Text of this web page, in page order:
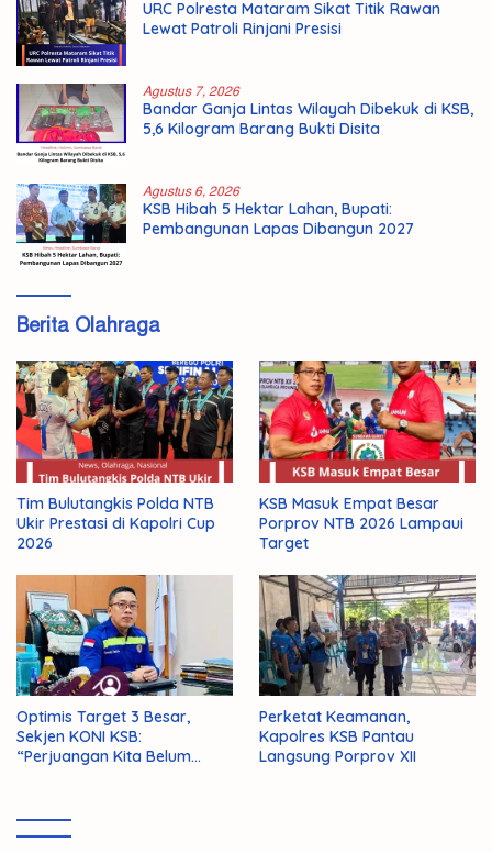
URC Polresta Mataram Sikat Titik Rawan
Lewat Patroli Rinjani Presisi
Agustus 7, 2026
Bandar Ganja Lintas Wilayah Dibekuk di KSB,
5,6 Kilogram Barang Bukti Disita
Agustus 6, 2026
KSB Hibah 5 Hektar Lahan, Bupati:
Pembangunan Lapas Dibangun 2027
Berita Olahraga
Tim Bulutangkis Polda NTB
Ukir Prestasi di Kapolri Cup
2026
KSB Masuk Empat Besar
Porprov NTB 2026 Lampaui
Target
Optimis Target 3 Besar,
Sekjen KONI KSB:
“Perjuangan Kita Belum
Perketat Keamanan,
Kapolres KSB Pantau
Langsung Porprov XII